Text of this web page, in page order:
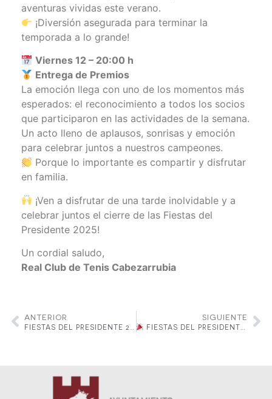
aventuras vividas este verano.
¡Diversión asegurada para terminar la
temporada a lo grande!
Viernes 12 – 20:00 h
Entrega de Premios
La emoción llega con uno de los momentos más
esperados: el reconocimiento a todos los socios
que participaron en las actividades de la semana.
Un acto lleno de aplausos, sonrisas y emoción
para celebrar juntos a nuestros campeones.
Porque lo importante es compartir y disfrutar
en familia.
¡Ven a disfrutar de una tarde inolvidable y a
celebrar juntos el cierre de las Fiestas del
Presidente 2025!
Un cordial saludo,
Real Club de Tenis Cabezarrubia
ANTERIOR SIGUIENTE
FIESTAS DEL PRESIDENTE 2025 – ACTIVIDADES DEL SÁBADO